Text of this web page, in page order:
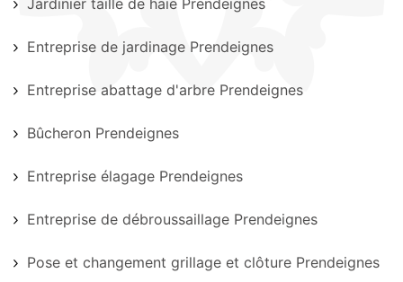
Jardinier taille de haie Prendeignes
Entreprise de jardinage Prendeignes
Entreprise abattage d'arbre Prendeignes
Bûcheron Prendeignes
Entreprise élagage Prendeignes
Entreprise de débroussaillage Prendeignes
Pose et changement grillage et clôture Prendeignes